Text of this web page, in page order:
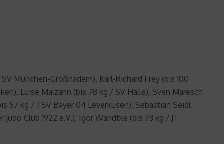
München-Großhadern), Karl-Richard Frey (bis 100
Luise Malzahn (bis 78 kg / SV Halle), Sven Maresch
57 kg / TSV Bayer 04 Leverkusen), Sebastian Seidl
Club 1922 e.V.), Igor Wandtke (bis 73 kg / JT